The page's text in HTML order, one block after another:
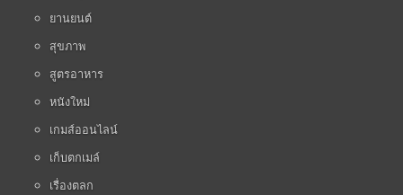
ยานยนต์
สุขภาพ
สูตรอาหาร
หนังใหม่
เกมส์ออนไลน์
เก็บตกเมล์
เรื่องตลก